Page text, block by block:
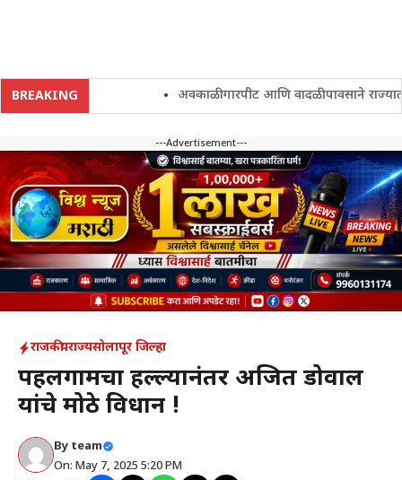
BREAKING अवकाळी गारपीट आणि वादळी पावसाने राज्यातील
---Advertisement---
राजकीयराज्यसोलापूर जिल्हा
पहलगामचा हल्ल्यानंतर अजित डोवाल
यांचे मोठे विधान !
By team
On: May 7, 2025 5:20 PM